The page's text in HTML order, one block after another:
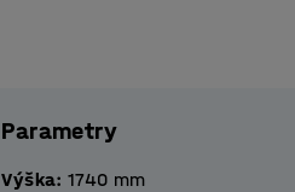
Parametry
Výška: 1740 mm